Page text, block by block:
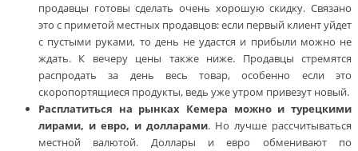
продавцы готовы сделать очень хорошую скидку. Связано
это с приметой местных продавцов: если первый клиент уйдет
с пустыми руками, то день не удастся и прибыли можно не
ждать. К вечеру цены также ниже. Продавцы стремятся
распродать за день весь товар, особенно если это
скоропортящиеся продукты, ведь уже утром привезут новый.
Расплатиться на рынках Кемера можно и турецкими
лирами, и евро, и долларами. Но лучше рассчитываться
местной валютой. Доллары и евро обменивают по